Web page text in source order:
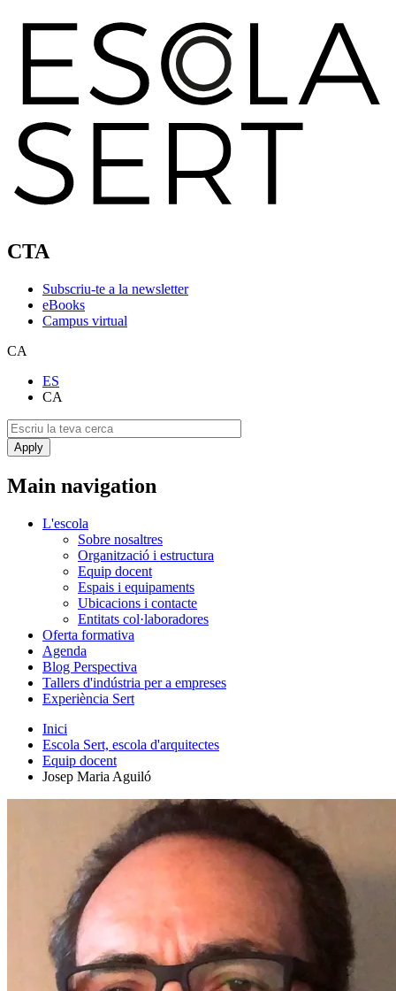
CTA
Subscriu-te a la newsletter
eBooks
Campus virtual
CA
ES
CA
Main navigation
L'escola
Sobre nosaltres
Organització i estructura
Equip docent
Espais i equipaments
Ubicacions i contacte
Entitats col·laboradores
Oferta formativa
Agenda
Blog Perspectiva
Tallers d'indústria per a empreses
Experiència Sert
Inici
Escola Sert, escola d'arquitectes
Equip docent
Josep Maria Aguiló